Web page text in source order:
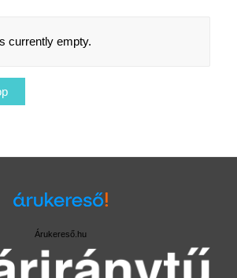
currently empty.
Árukereső.hu